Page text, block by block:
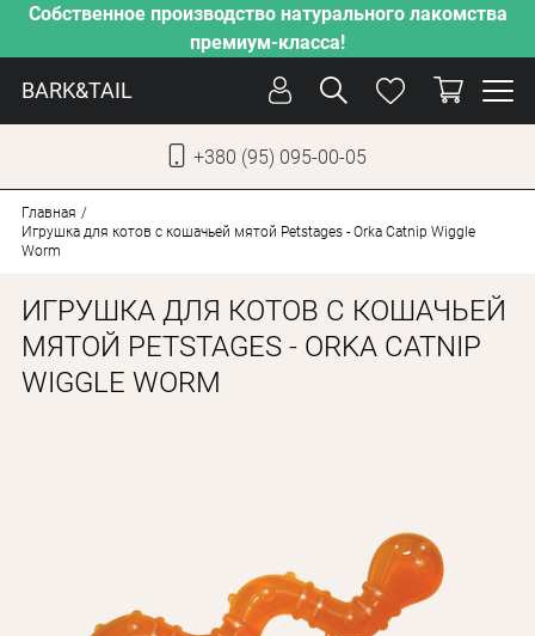
Собственное производство натурального лакомства
премиум-класса!
BARK&TAIL
+380 (95) 095-00-05
КОТЫ
ОТ ЖАРЫ
НАШЕ ПРОИЗВОДСТВО
Оплата и доставка
Главная
Игрушка для котов с кошачьей мятой Petstages - Orka Catnip Wiggle
Worm
ИГРУШКА ДЛЯ КОТОВ С КОШАЧЬЕЙ
МЯТОЙ PETSTAGES - ORKA CATNIP
WIGGLE WORM